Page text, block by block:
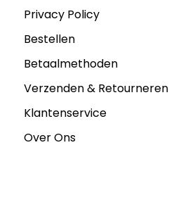
Privacy Policy
Bestellen
Betaalmethoden
Verzenden & Retourneren
Klantenservice
Over Ons